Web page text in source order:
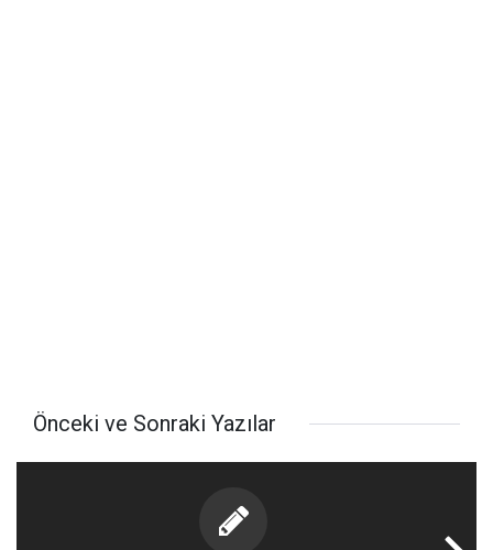
Önceki ve Sonraki Yazılar